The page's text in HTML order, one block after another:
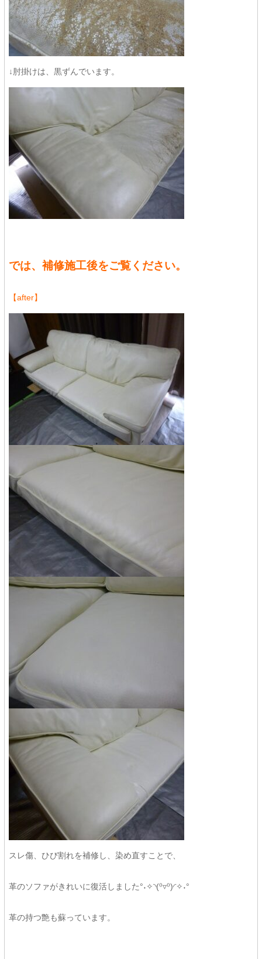
↓肘掛けは、黒ずんでいます。
では、補修施工後をご覧ください。
【after】
スレ傷、ひび割れを補修し、染め直すことで、
革のソファがきれいに復活しました°˖✧◝(⁰▿⁰)◜✧˖°
革の持つ艶も蘇っています。